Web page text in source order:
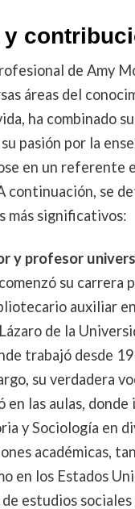
de Amy
áreas del
ha combinado
pasión por la
en un referente
continuación, se
más significativos:
y profesor
su carrera
auxiliar
de la
trabajó desde
su verdadera
en las aulas, donde
y Sociología en
académicas,
en los Estados
estudios sociales